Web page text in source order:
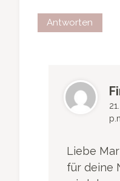
Antworten
Liebe
für deine